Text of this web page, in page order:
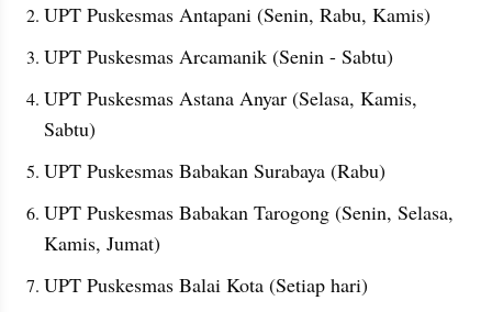
UPT Puskesmas Antapani (Senin, Rabu, Kamis)
UPT Puskesmas Arcamanik (Senin - Sabtu)
UPT Puskesmas Astana Anyar (Selasa, Kamis,
Sabtu)
UPT Puskesmas Babakan Surabaya (Rabu)
UPT Puskesmas Babakan Tarogong (Senin, Selasa,
Kamis, Jumat)
UPT Puskesmas Balai Kota (Setiap hari)